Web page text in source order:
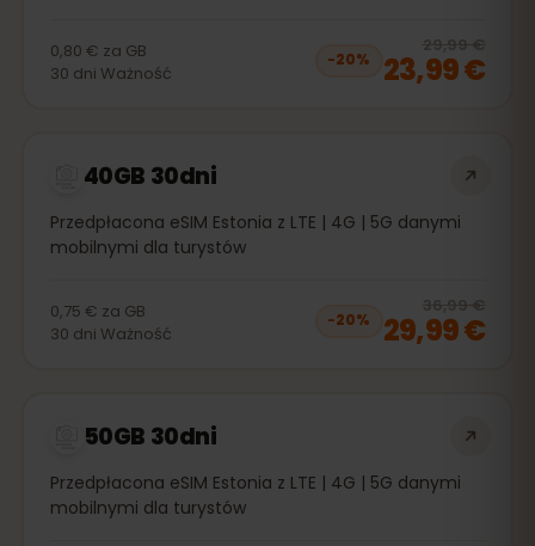
0,80 € za GB
30 dni Ważność
−20%
29,99 €
23,99 €
40GB 30dni
Przedpłacona eSIM Estonia z LTE | 4G | 5G danymi
mobilnymi dla turystów
0,75 € za GB
30 dni Ważność
−20%
36,99 €
29,99 €
50GB 30dni
Przedpłacona eSIM Estonia z LTE | 4G | 5G danymi
mobilnymi dla turystów